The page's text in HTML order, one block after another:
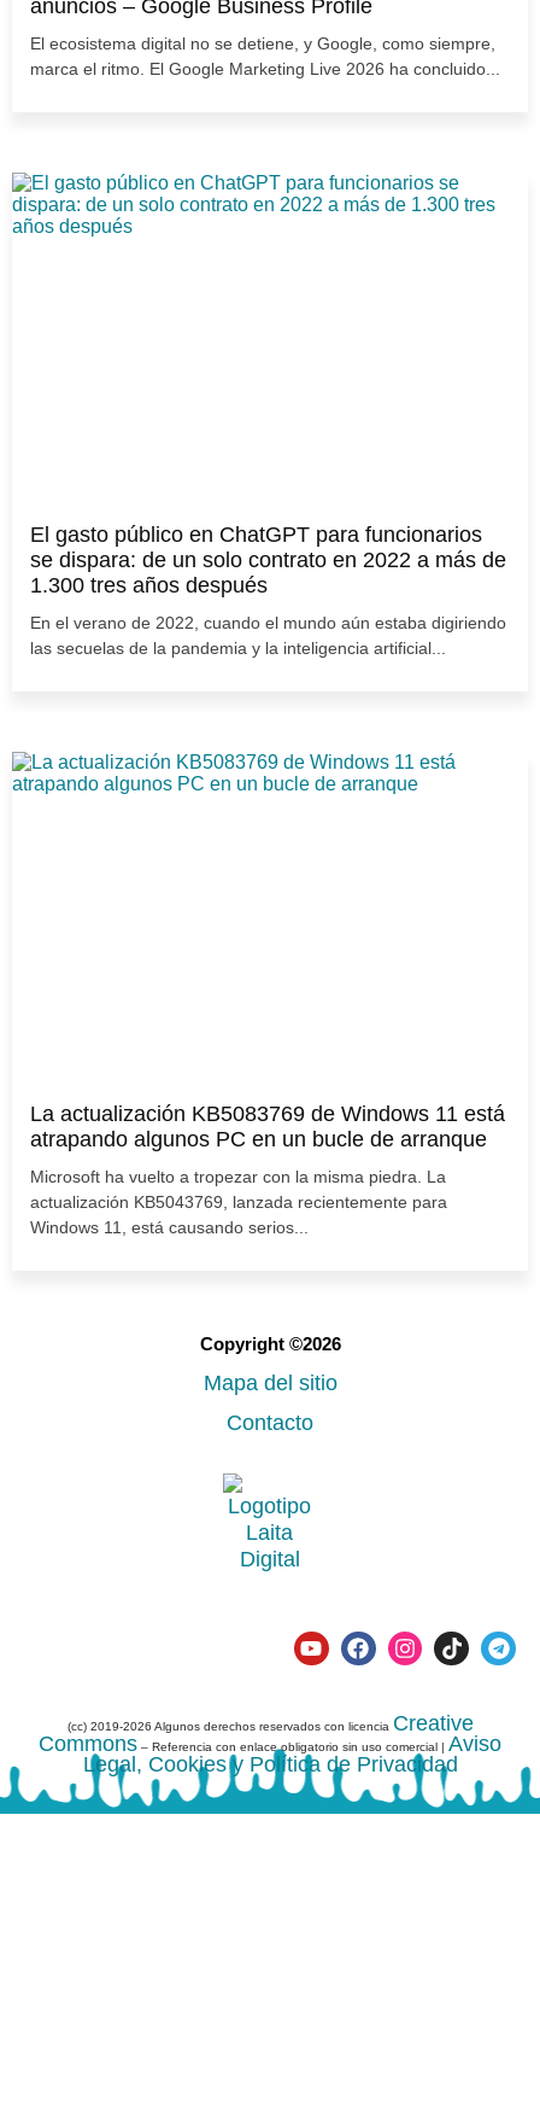
anuncios – Google Business Profile
El ecosistema digital no se detiene, y Google, como siempre,
marca el ritmo. El Google Marketing Live 2026 ha concluido...
El gasto público en ChatGPT para funcionarios
se dispara: de un solo contrato en 2022 a más de
1.300 tres años después
En el verano de 2022, cuando el mundo aún estaba digiriendo
las secuelas de la pandemia y la inteligencia artificial...
La actualización KB5083769 de Windows 11 está
atrapando algunos PC en un bucle de arranque
Microsoft ha vuelto a tropezar con la misma piedra. La
actualización KB5043769, lanzada recientemente para
Windows 11, está causando serios...
Copyright ©2026
Mapa del sitio
Contacto
(cc) 2019-2026 Algunos derechos reservados con licencia Creative
Commons – Referencia con enlace obligatorio sin uso comercial | Aviso
Legal, Cookies y Política de Privacidad